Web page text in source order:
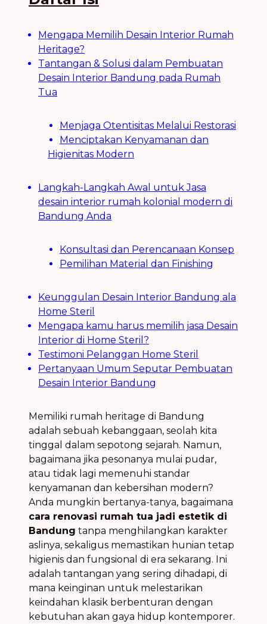
Mengapa Memilih Desain Interior Rumah
Heritage?
Tantangan & Solusi dalam Pembuatan
Desain Interior Bandung pada Rumah
Tua
Menjaga Otentisitas Melalui Restorasi
Menciptakan Kenyamanan dan
Higienitas Modern
Langkah-Langkah Awal untuk Jasa
desain interior rumah kolonial modern di
Bandung Anda
Konsultasi dan Perencanaan Konsep
Pemilihan Material dan Finishing
Keunggulan Desain Interior Bandung ala
Home Steril
Mengapa kamu harus memilih jasa Desain
Interior di Home Steril?
Testimoni Pelanggan Home Steril
Pertanyaan Umum Seputar Pembuatan
Desain Interior Bandung
Memiliki rumah heritage di Bandung
adalah sebuah kebanggaan, seolah kita
tinggal dalam sepotong sejarah. Namun,
bagaimana jika pesonanya mulai pudar,
atau tidak lagi memenuhi standar
kenyamanan dan kebersihan modern?
Anda mungkin bertanya-tanya, bagaimana
cara renovasi rumah tua jadi estetik di
Bandung tanpa menghilangkan karakter
aslinya, sekaligus memastikan hunian tetap
higienis dan fungsional di era sekarang. Ini
adalah tantangan yang sering dihadapi, di
mana keinginan untuk melestarikan
keindahan klasik berbenturan dengan
kebutuhan akan gaya hidup kontemporer.